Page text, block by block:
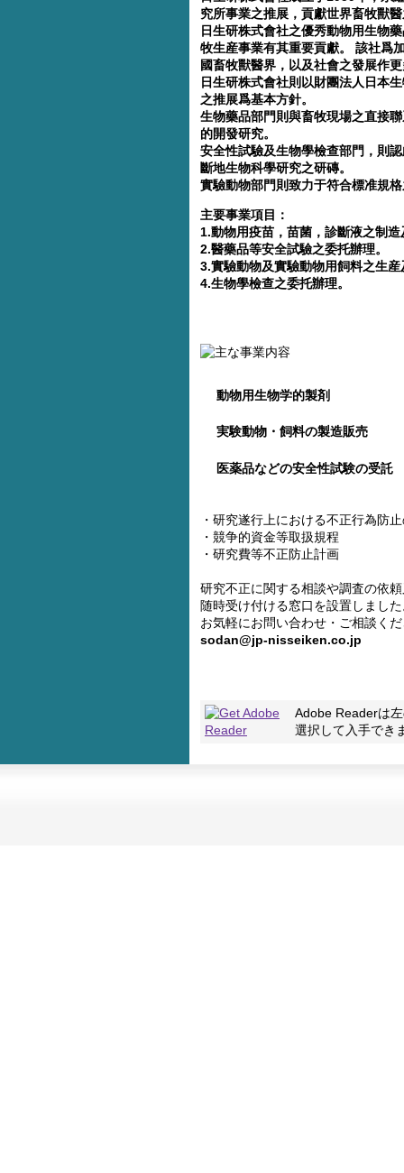
究所事業之推展，貢獻世界畜牧獸
日生研株式會社之優秀動物用生物
牧生産事業有其重要貢獻。 該社爲
國畜牧獸醫界，以及社會之發展作
日生研株式會社則以財團法人日本
之推展爲基本方針。
生物藥品部門則與畜牧現場之直接
的開發研究。
安全性試驗及生物學檢查部門，則
斷地生物科學研究之研磚。
實驗動物部門則致力于符合標准規
主要事業項目：
1.動物用疫苗，苗菌，診斷液之制造
2.醫藥品等安全試驗之委托辦理。
3.實驗動物及實驗動物用飼料之生産
4.生物學檢查之委托辦理。
動物用生物学的製剤
実験動物・飼料の製造販売
医薬品などの安全性試験の受託
・研究遂行上における不正行為防
・競争的資金等取扱規程
・研究費等不正防止計画
研究不正に関する相談や調査の依
随時受け付ける窓口を設置しまし
お気軽にお問い合わせ・ご相談く
sodan@jp-nisseiken.co.jp
Adobe Readerは
選択して入手でき